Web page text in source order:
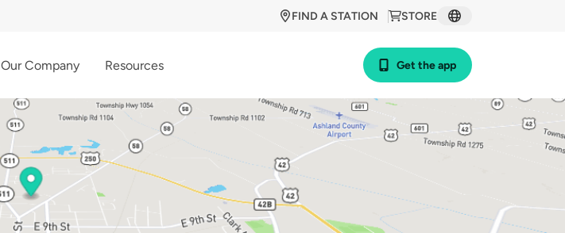
STORE
FIND A STATION
Our Company Resources Get the app